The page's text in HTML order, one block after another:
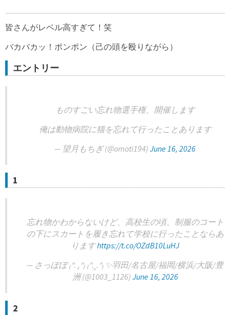
皆さんがレベル高すぎて！笑
バカバカッ！ポンポン（己の頭を殴りながら）
エントリー
ものすごい忘れ物選手権、開催します
俺は動物病院に猫を忘れて行ったことあります
— 望月もちぎ (@omoti194) June 16, 2026
1
忘れ物かわからないけど、高校生の頃、制服のコート
の下にスカートを履き忘れて学校に行ったことならあ
りますhttps://t.co/OZdB10LuHJ
— さっぽぽ ₍ᐢ. ̯.ᐢ₎ ₍ᐢ.ˬ.ᐢ₎ ✨羽田/名古屋/福岡/横浜/大阪/豊
洲 (@1003_1126) June 16, 2026
2